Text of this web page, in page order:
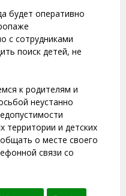
будет оперативно
с сотрудниками
поиск детей, не
к родителям и
неустанно
территории и детских
о месте своего
связи со